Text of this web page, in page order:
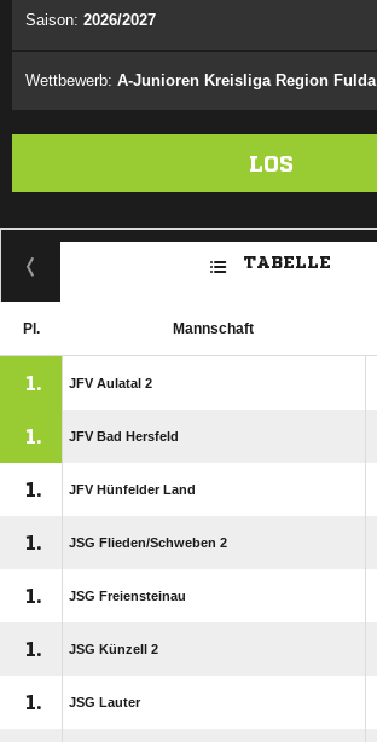
Saison: 2026/2027
Wettbewerb: A-Junioren Kreisliga Region Fulda
LOS
TABELLE
Pl. Mannschaft
1. JFV Aulatal 2
1. JFV Bad Hersfeld
1. JFV Hünfelder Land
1. JSG Flieden/​Schweben 2
1. JSG Freiensteinau
1. JSG Künzell 2
1. JSG Lauter